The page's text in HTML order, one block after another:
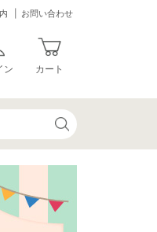
お問い合わせ
ン カート